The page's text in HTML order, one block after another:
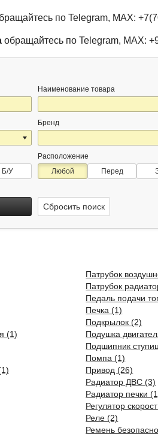
по Telegram, MAX:
обращайтесь по Telegram, MAX:
Наименование товара
Бренд
Б/У
Расположение
Любой
Перед
Сбросить поиск
(1)
Патрубок
Патрубок
Педаль подачи
Печка (1)
Подкрылок (2)
Подушка
Подшипник
Помпа (1)
Привод (26)
Радиатор ДВС (3)
Радиатор печки
Регулятор
Реле (2)
Ремень